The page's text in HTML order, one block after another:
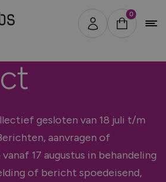
0
gesloten van 18 juli t/m
aanvragen of
17 augustus in behandeling
of bericht spoedeisend,